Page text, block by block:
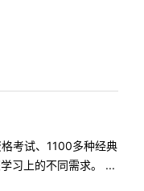
考试、1100多种经典
习上的不同需求。 ...